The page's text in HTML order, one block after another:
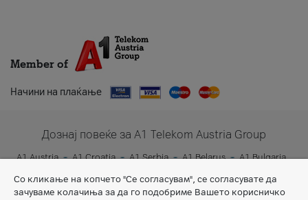
Member of
Начини на плаќање
Дознај повеќе за A1 Telekom Austria Group
A1 Austria A1 Croatia A1 Serbia A1 Belarus
A1 Bulgaria
A1 Slovenia
A1 Digital
Со кликање на копчето "Се согласувам", се согласувате да
зачуваме колачиња за да го подобриме Вашето корисничко